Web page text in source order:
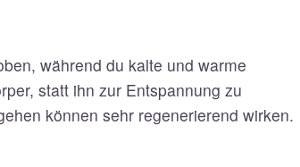
während du kalte und warme
statt ihn zur Entspannung zu
können sehr regenerierend wirken.